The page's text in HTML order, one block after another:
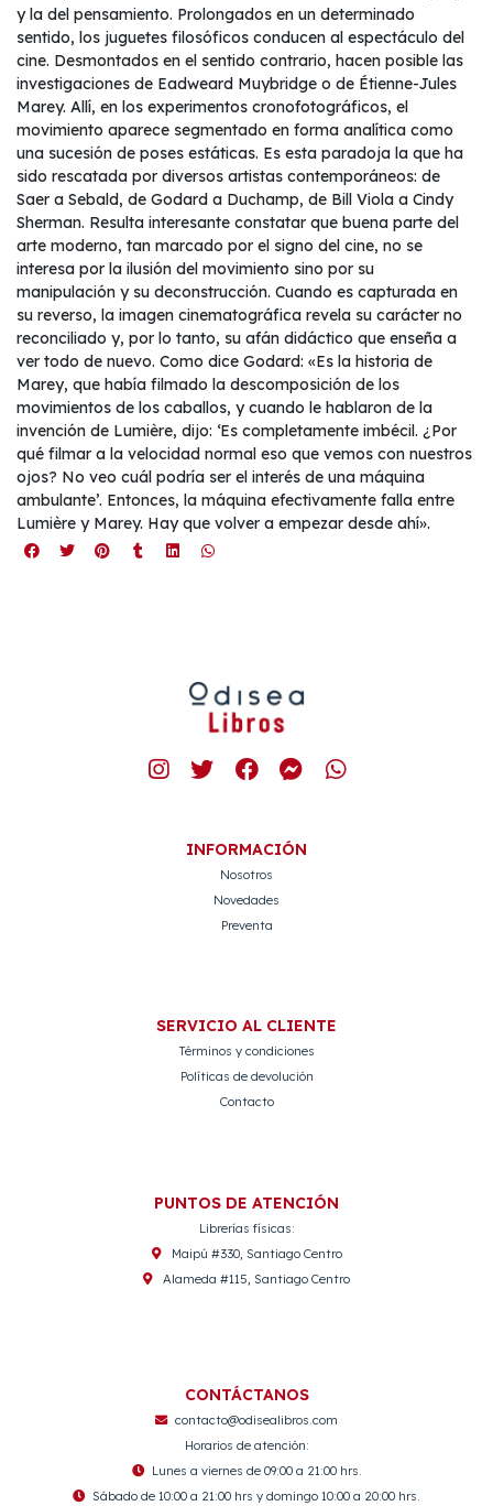
y la del pensamiento. Prolongados en un determinado
sentido, los juguetes filosóficos conducen al espectáculo del
cine. Desmontados en el sentido contrario, hacen posible las
investigaciones de Eadweard Muybridge o de Étienne-Jules
Marey. Allí, en los experimentos cronofotográficos, el
movimiento aparece segmentado en forma analítica como
una sucesión de poses estáticas. Es esta paradoja la que ha
sido rescatada por diversos artistas contemporáneos: de
Saer a Sebald, de Godard a Duchamp, de Bill Viola a Cindy
Sherman. Resulta interesante constatar que buena parte del
arte moderno, tan marcado por el signo del cine, no se
interesa por la ilusión del movimiento sino por su
manipulación y su deconstrucción. Cuando es capturada en
su reverso, la imagen cinematográfica revela su carácter no
reconciliado y, por lo tanto, su afán didáctico que enseña a
ver todo de nuevo. Como dice Godard: «Es la historia de
Marey, que había filmado la descomposición de los
movimientos de los caballos, y cuando le hablaron de la
invención de Lumière, dijo: ‘Es completamente imbécil. ¿Por
qué filmar a la velocidad normal eso que vemos con nuestros
ojos? No veo cuál podría ser el interés de una máquina
ambulante’. Entonces, la máquina efectivamente falla entre
Lumière y Marey. Hay que volver a empezar desde ahí».
INFORMACIÓN
Nosotros
Novedades
Preventa
SERVICIO AL CLIENTE
Términos y condiciones
Políticas de devolución
Contacto
PUNTOS DE ATENCIÓN
Librerías físicas:
Maipú #330, Santiago Centro
Alameda #115, Santiago Centro
CONTÁCTANOS
contacto@odisealibros.com
Horarios de atención:
Lunes a viernes de 09:00 a 21:00 hrs.
Sábado de 10:00 a 21:00 hrs y domingo 10:00 a 20:00 hrs.